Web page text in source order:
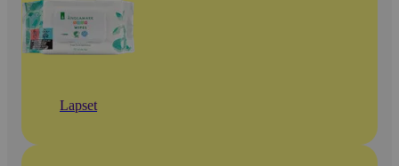
Lapset